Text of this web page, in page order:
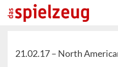
21.02.17 – North